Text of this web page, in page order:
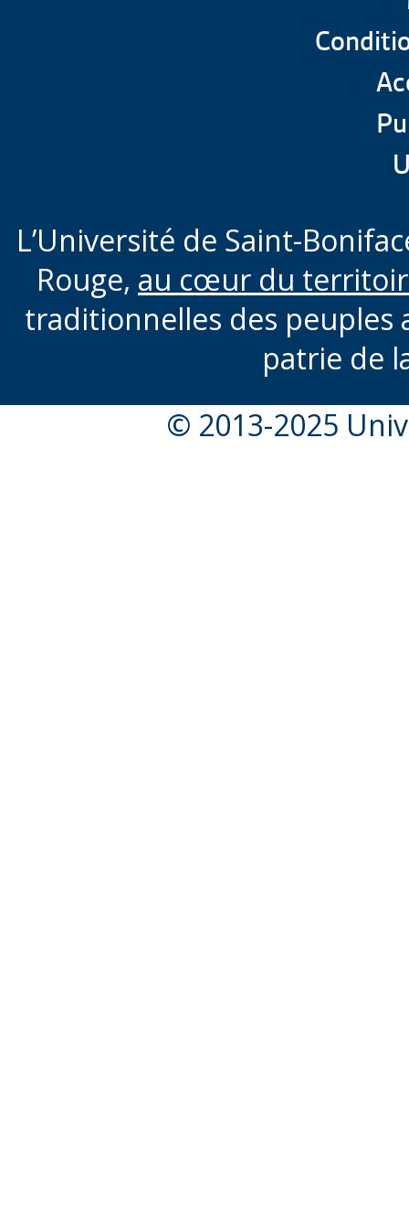
L’Université de Saint-
Rouge, au cœur du
traditionnelles des peuples
patrie de
© 2013-2025